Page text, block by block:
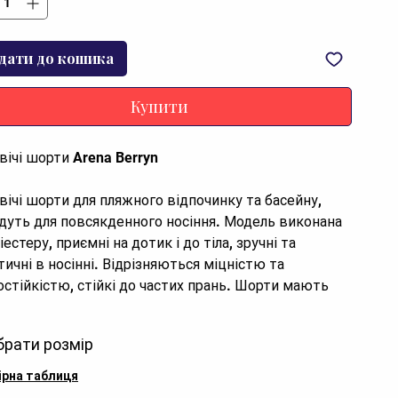
до кошика
Купити
шорти Arena Berryn
шорти для пляжного відпочинку та басейну,
для повсякденного носіння. Модель виконана
приємні на дотик і до тіла, зручні та
в носінні. Відрізняються міцністю та
стійкі до частих прань. Шорти мають
алергічної реакції, не стискають руху.
розмір
таблиця